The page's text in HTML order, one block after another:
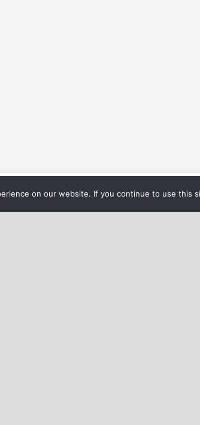
la meilleure expérience sur notre site web.
on our website. If you continue to use this